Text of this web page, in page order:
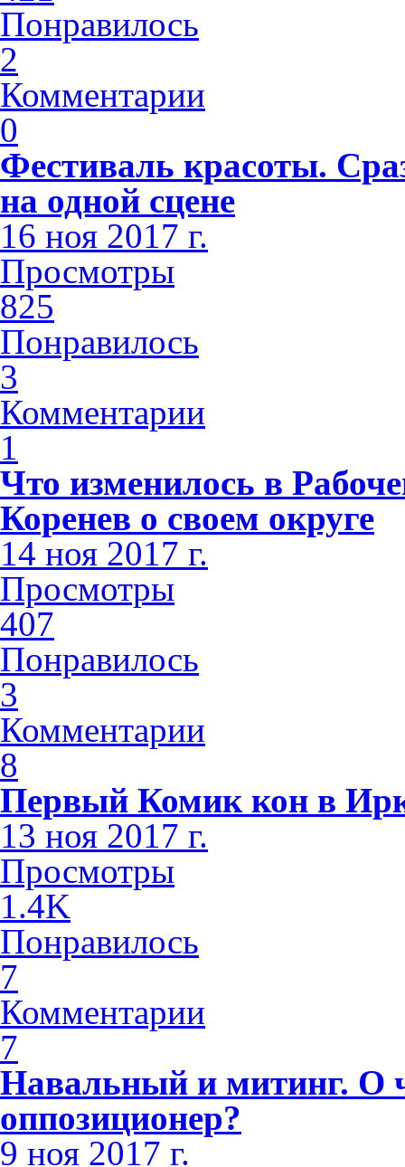
Понравилось
2
Комментарии
0
Фестиваль красоты.
на одной сцене
16 ноя 2017 г.
Просмотры
825
Понравилось
3
Комментарии
1
Что изменилось в
Коренев о своем округе
14 ноя 2017 г.
Просмотры
407
Понравилось
3
Комментарии
8
Первый Комик кон в
13 ноя 2017 г.
Просмотры
1.4K
Понравилось
7
Комментарии
7
Навальный и митинг. О
оппозиционер?
9 ноя 2017 г.